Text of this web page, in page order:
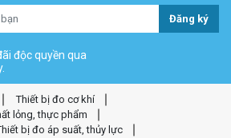
Đăng ký
độc quyền qua
Thiết bị đo cơ khí
lỏng, thực phẩm
bị đo áp suất, thủy lực